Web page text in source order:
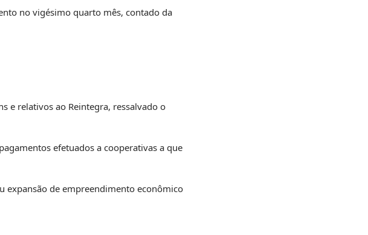
no vigésimo quarto mês, contado da
e relativos ao Reintegra, ressalvado o
efetuados a cooperativas a que
expansão de empreendimento econômico